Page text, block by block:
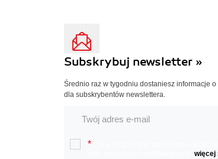
Subskrybuj newsletter »
Średnio raz w tygodniu dostaniesz informacje
dla subskrybentów newslettera.
*
więcej